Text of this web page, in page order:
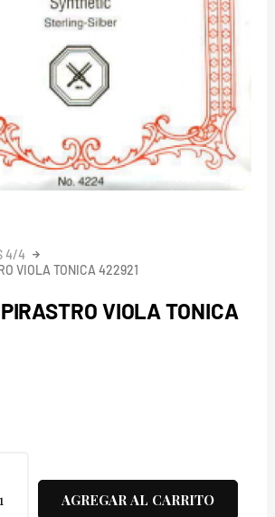
4/4
VIOLA TONICA 422921
VIOLA TONICA
AGREGAR AL CARRITO